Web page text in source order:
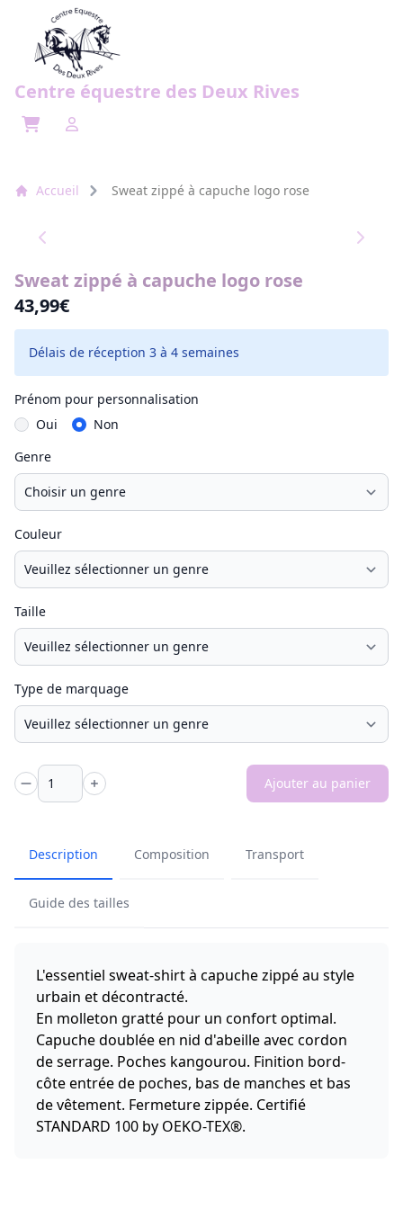
Centre équestre des Deux Rives
Open cartOpen user menu
Accueil Sweat zippé à capuche logo rose
Sweat zippé à capuche logo rose
43,99€
Délais de réception 3 à 4 semaines
Prénom pour personnalisation
Oui
Non
Genre
Couleur
Taille
Type de marquage
Quantité - Quantité + Ajouter au panier
Description Composition Transport
Guide des tailles
L'essentiel sweat-shirt à capuche zippé au style
urbain et décontracté.
En molleton gratté pour un confort optimal.
Capuche doublée en nid d'abeille avec cordon
de serrage. Poches kangourou. Finition bord-
côte entrée de poches, bas de manches et bas
de vêtement. Fermeture zippée. Certifié
STANDARD 100 by OEKO-TEX®.